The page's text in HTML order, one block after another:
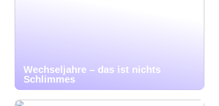
Wechseljahre – das ist nichts
Schlimmes